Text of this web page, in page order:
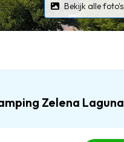
Bekijk alle foto's
Zelena Laguna